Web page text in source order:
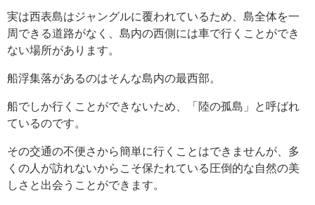
実は西表島はジャングルに覆われているため、島全体を一
周できる道路がなく、島内の西側には車で行くことができ
ない場所があります。
船浮集落があるのはそんな島内の最西部。
船でしか行くことができないため、「陸の孤島」と呼ばれ
ているのです。
その交通の不便さから簡単に行くことはできませんが、多
くの人が訪れないからこそ保たれている圧倒的な自然の美
しさと出会うことができます。